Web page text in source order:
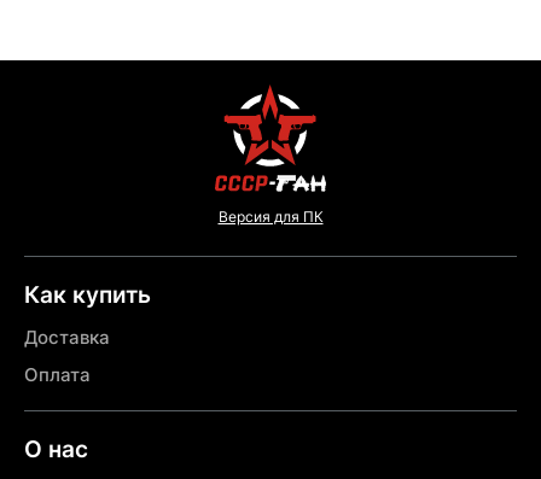
Версия для ПК
Как купить
Доставка
Оплата
О нас